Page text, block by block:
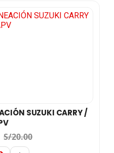
SUZUKI CARRY /
S/20.00